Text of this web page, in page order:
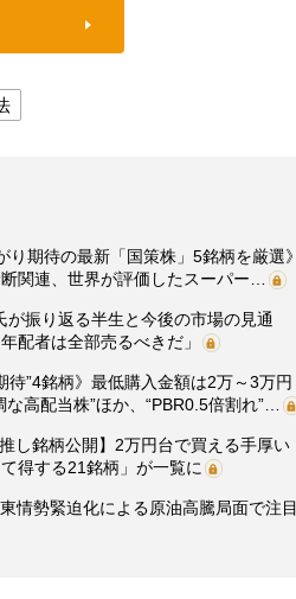
期待の最新「国策株」5銘柄を厳選》
関連、世界が評価したスーパー…
が振り返る半生と今後の市場の見通
配者は全部売るべきだ」
待”4銘柄》最低購入金額は2万～3万円
高配当株”ほか、“PBR0.5倍割れ”…
し銘柄公開】2万円台で買える手厚い
得する21銘柄」が一覧に
情勢緊迫化による原油高騰局面で注目